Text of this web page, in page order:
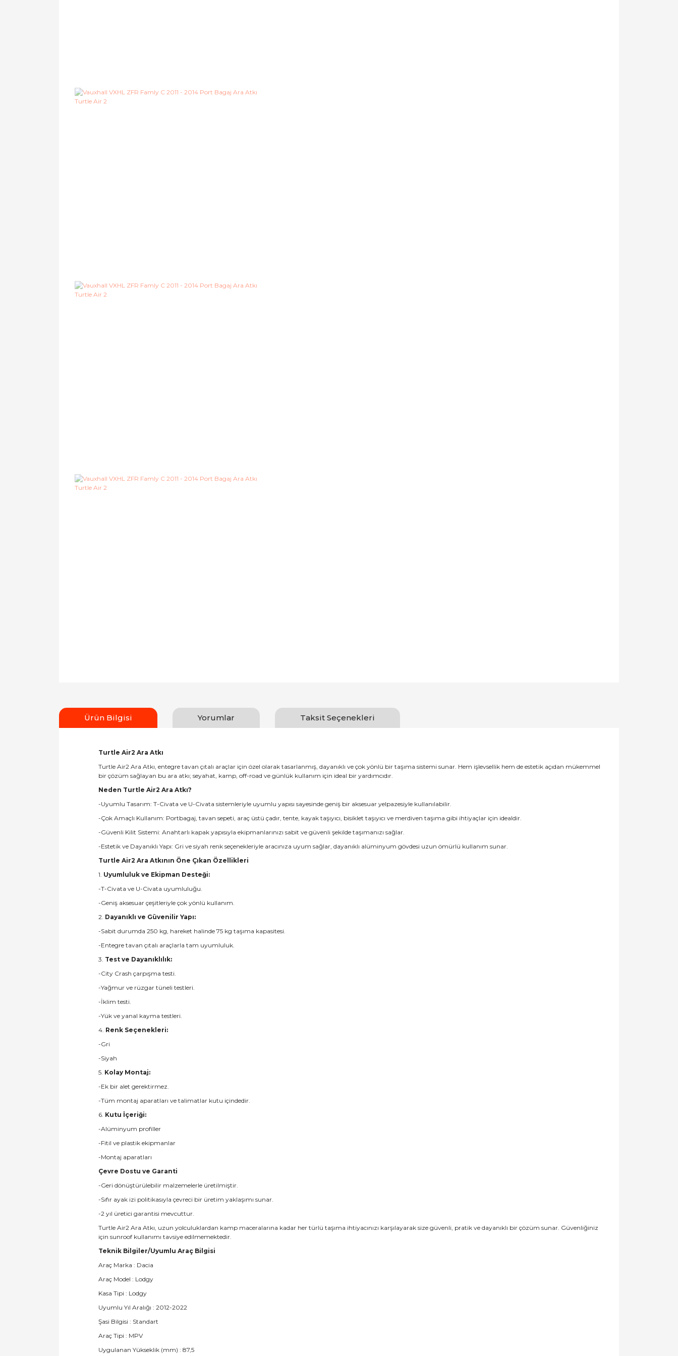
Ürün Bilgisi Yorumlar Taksit Seçenekleri
Turtle Air2 Ara Atkı
Turtle Air2 Ara Atkı, entegre tavan çıtalı araçlar için özel olarak tasarlanmış, dayanıklı ve çok yönlü bir taşıma sistemi sunar. Hem işlevsellik hem de estetik açıdan mükemmel
bir çözüm sağlayan bu ara atkı; seyahat, kamp, off-road ve günlük kullanım için ideal bir yardımcıdır.
Neden Turtle Air2 Ara Atkı?
-Uyumlu Tasarım: T-Civata ve U-Civata sistemleriyle uyumlu yapısı sayesinde geniş bir aksesuar yelpazesiyle kullanılabilir.
-Çok Amaçlı Kullanım: Portbagaj, tavan sepeti, araç üstü çadır, tente, kayak taşıyıcı, bisiklet taşıyıcı ve merdiven taşıma gibi ihtiyaçlar için idealdir.
-Güvenli Kilit Sistemi: Anahtarlı kapak yapısıyla ekipmanlarınızı sabit ve güvenli şekilde taşımanızı sağlar.
-Estetik ve Dayanıklı Yapı: Gri ve siyah renk seçenekleriyle aracınıza uyum sağlar, dayanıklı alüminyum gövdesi uzun ömürlü kullanım sunar.
Turtle Air2 Ara Atkının Öne Çıkan Özellikleri
1. Uyumluluk ve Ekipman Desteği:
-T-Civata ve U-Civata uyumluluğu.
-Geniş aksesuar çeşitleriyle çok yönlü kullanım.
2. Dayanıklı ve Güvenilir Yapı:
-Sabit durumda 250 kg, hareket halinde 75 kg taşıma kapasitesi.
-Entegre tavan çıtalı araçlarla tam uyumluluk.
3. Test ve Dayanıklılık:
-City Crash çarpışma testi.
-Yağmur ve rüzgar tüneli testleri.
-İklim testi.
-Yük ve yanal kayma testleri.
4. Renk Seçenekleri:
-Gri
-Siyah
5. Kolay Montaj:
-Ek bir alet gerektirmez.
-Tüm montaj aparatları ve talimatlar kutu içindedir.
6. Kutu İçeriği:
-Alüminyum profiller
-Fitil ve plastik ekipmanlar
-Montaj aparatları
Çevre Dostu ve Garanti
-Geri dönüştürülebilir malzemelerle üretilmiştir.
-Sıfır ayak izi politikasıyla çevreci bir üretim yaklaşımı sunar.
-2 yıl üretici garantisi mevcuttur.
Turtle Air2 Ara Atkı, uzun yolculuklardan kamp maceralarına kadar her türlü taşıma ihtiyacınızı karşılayarak size güvenli, pratik ve dayanıklı bir çözüm sunar. Güvenliğiniz
için sunroof kullanımı tavsiye edilmemektedir.
Teknik Bilgiler/Uyumlu Araç Bilgisi
Araç Marka : Dacia
Araç Model : Lodgy
Kasa Tipi : Lodgy
Uyumlu Yıl Aralığı : 2012-2022
Şasi Bilgisi : Standart
Araç Tipi : MPV
Uygulanan Yükseklik (mm) : 87,5